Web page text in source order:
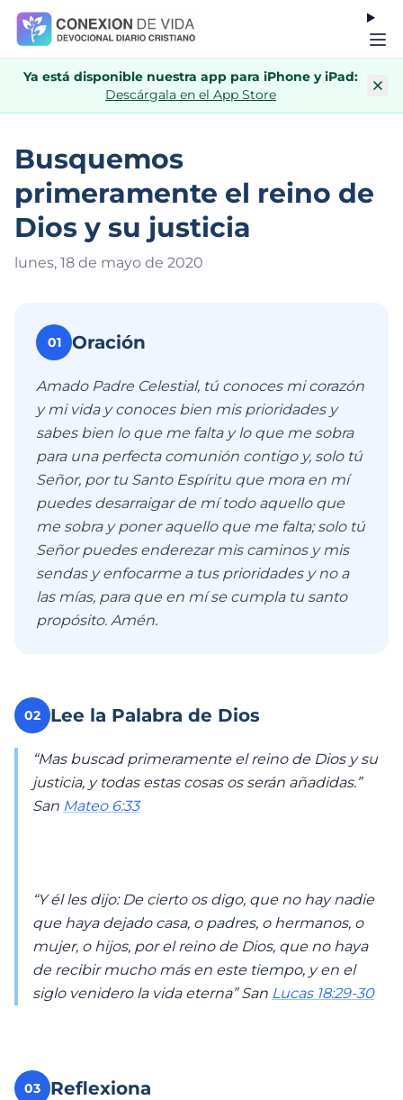
Ya está disponible nuestra app para iPhone y iPad:
Descárgala en el App Store
Busquemos
primeramente el reino de
Dios y su justicia
lunes, 18 de mayo de 2020
01 Oración
Amado Padre Celestial, tú conoces mi corazón
y mi vida y conoces bien mis prioridades y
sabes bien lo que me falta y lo que me sobra
para una perfecta comunión contigo y, solo tú
Señor, por tu Santo Espíritu que mora en mí
puedes desarraigar de mí todo aquello que
me sobra y poner aquello que me falta; solo tú
Señor puedes enderezar mis caminos y mis
sendas y enfocarme a tus prioridades y no a
las mías, para que en mí se cumpla tu santo
propósito. Amén.
02 Lee la Palabra de Dios
“Mas buscad primeramente el reino de Dios y su
justicia, y todas estas cosas os serán añadidas.”
San Mateo 6:33
“Y él les dijo: De cierto os digo, que no hay nadie
que haya dejado casa, o padres, o hermanos, o
mujer, o hijos, por el reino de Dios, que no haya
de recibir mucho más en este tiempo, y en el
siglo venidero la vida eterna” San Lucas 18:29-30
03 Reflexiona